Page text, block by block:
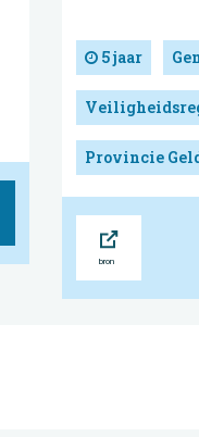
5 jaar
Provincie